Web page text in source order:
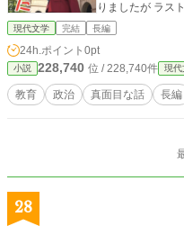
りましたが ラス
なりました。 ぜひ読んで欲
が、これで完璧
現代文学 完結 長編
24h.ポイント 0pt
小説 228,740 位 / 228,740件 現代
教育 政治 真面目な話 長編
28